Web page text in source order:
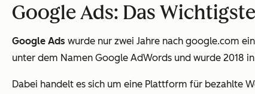
Google Ads: Das
Google Ads wurde nur zwei Jahre nach google.com
unter dem Namen Google AdWords und wurde 2018 in
Dabei handelt es sich um eine Plattform für bezahlte